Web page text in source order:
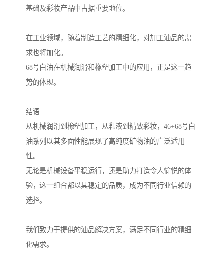
基础及彩妆产品中占据重要地位。
在工业领域，随着制造工艺的精细化，对加工油品的需
求也将加化。
68号白油在机械润滑和橡塑加工中的应用，正是这一趋
势的体现。
结语
从机械润滑到橡塑加工，从乳液到精致彩妆，46+68号白
油系列以其多面性能展现了高纯度矿物油的广泛适用
性。
无论是机械设备平稳运行，还是助力打造令人愉悦的体
验，这一组合都以其稳定的品质，成为不同行业信赖的
选择。
我们致力于提供的油品解决方案，满足不同行业的精细
化需求。